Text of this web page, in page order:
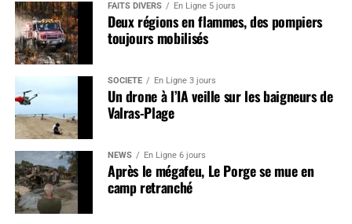
FAITS DIVERS En Ligne 5 jours
Deux régions en flammes, des pompiers
toujours mobilisés
SOCIÉTÉ En Ligne 3 jours
Un drone à l’IA veille sur les baigneurs de
Valras-Plage
NEWS En Ligne 6 jours
Après le mégafeu, Le Porge se mue en
camp retranché